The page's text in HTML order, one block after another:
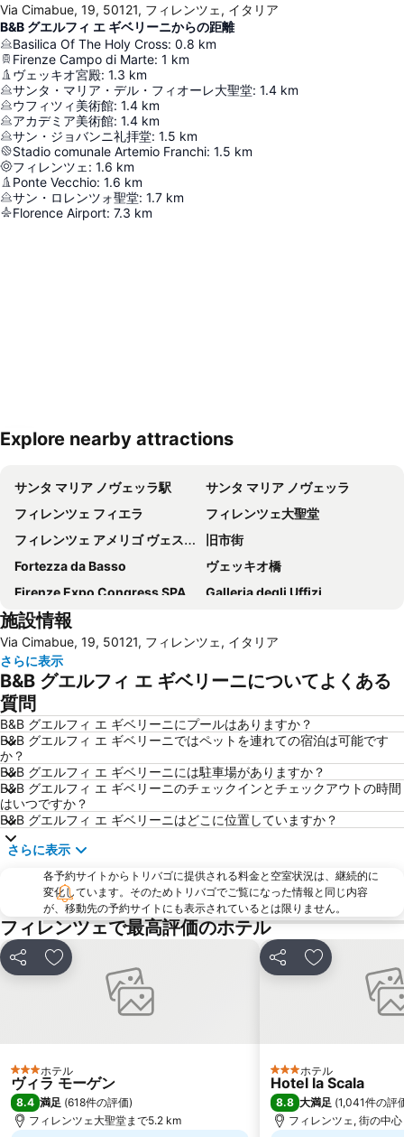
Via Cimabue, 19, 50121, フィレンツェ, イタリア
B&B グエルフィ エ ギベリーニからの距離
Basilica Of The Holy Cross: 0.8 km
Firenze Campo di Marte: 1 km
ヴェッキオ宮殿: 1.3 km
サンタ・マリア・デル・フィオーレ大聖堂: 1.4 km
ウフィツィ美術館: 1.4 km
アカデミア美術館: 1.4 km
サン・ジョバンニ礼拝堂: 1.5 km
Stadio comunale Artemio Franchi: 1.5 km
フィレンツェ : 1.6 km
Ponte Vecchio: 1.6 km
サン・ロレンツォ聖堂: 1.7 km
Florence Airport: 7.3 km
地図を拡大
Explore nearby attractions
サンタ マリア ノヴェッラ駅
サンタ マリア ノヴェッラ
フィレンツェ フィエラ
フィレンツェ大聖堂
フィレンツェ アメリゴ ヴェスプッチ空港
旧市街
Fortezza da Basso
ヴェッキオ橋
Firenze Expo Congress SPA
Galleria degli Uffizi
アカデミア美術館
ジョットの鐘楼
Mercato di San Lorenzo
San Lorenzo Market
(ピエンツァ)フィレンツェ歴史地区
ダビデ像 (ミケランジェロ)
Firenze Festival
Brunelleschi
Basilica of St Lawrence
Officina Profumo Farmaceutica di Santa Maria Novella
The Westin Excelsior
Il Prato
Siena Railway Station
Via dei Calzaiuoli
カンポ ディ マルテ
Piazza della Repubblica
Soffiano
Antella
Peretola
Teatro Manzoni
Staggia Senese
施設情報
Via Cimabue, 19, 50121, フィレンツェ, イタリア
さらに表示
B&B グエルフィ エ ギベリーニについてよくある
質問
B&B グエルフィ エ ギベリーニにプールはありますか？
B&B グエルフィ エ ギベリーニではペットを連れての宿泊は可能です
か？
B&B グエルフィ エ ギベリーニには駐車場がありますか？
B&B グエルフィ エ ギベリーニのチェックインとチェックアウトの時間
はいつですか？
B&B グエルフィ エ ギベリーニはどこに位置していますか？
さらに表示
各予約サイトからトリバゴに提供される料金と空室状況は、継続的に
変化しています。そのためトリバゴでご覧になった情報と同じ内容
が、移動先の予約サイトにも表示されているとは限りません。
フィレンツェで最高評価のホテル
シェア お気に入りに追加
3 ホテルのランク
ホテル
ヴィラ モーゲン
8.4 満足 (618件の評価)
フィレンツェ大聖堂まで5.2 km
シェア お気に入りに
3 ホテルのランク
ホテル
Hotel la Scala
8.8 大満足 (1,041件の評
フィレンツェ, 街の中